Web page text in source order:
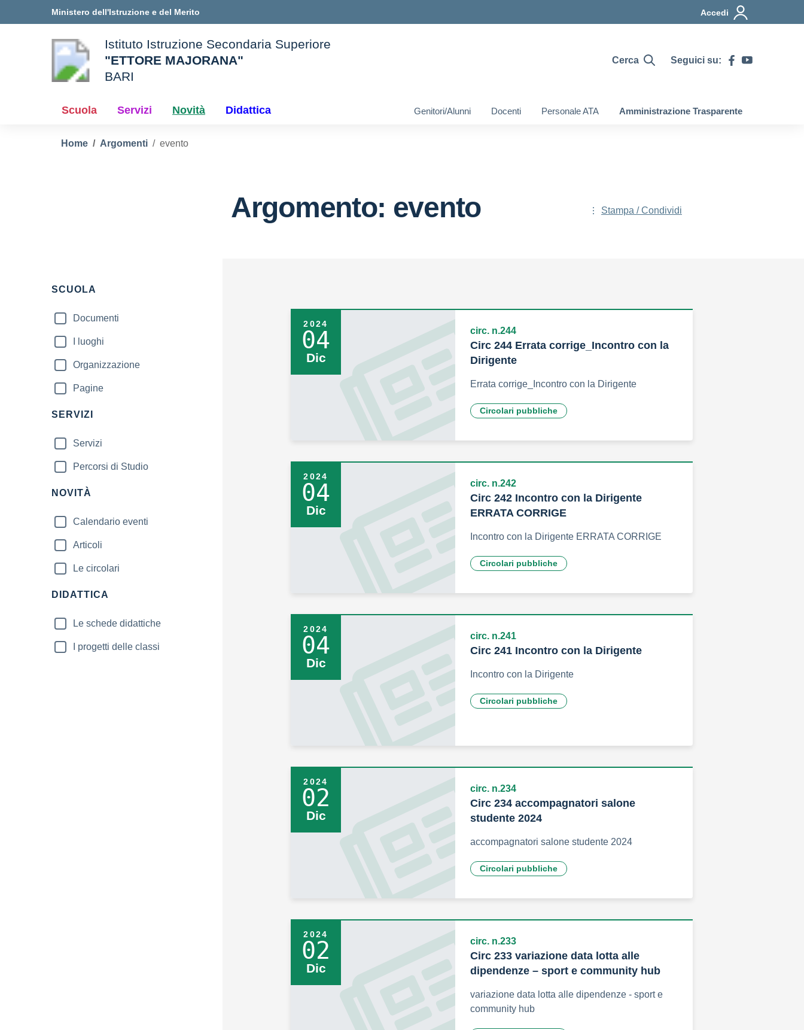
Ministero dell'Istruzione e del Merito Accedi
scuola
Istituto Istruzione Secondaria Superiore
"ETTORE MAJORANA"
BARI
Cerca Seguici su:
Scuola Servizi Novità Didattica Genitori/Alunni Docenti Personale ATA Amministrazione Trasparente
Home Argomenti evento
Argomento: evento Stampa / Condividi
Filtri
SCUOLA
Documenti
I luoghi
Organizzazione
Pagine
SERVIZI
Servizi
Percorsi di Studio
NOVITÀ
Calendario eventi
Articoli
Le circolari
DIDATTICA
Le schede didattiche
I progetti delle classi
2024
04
Dic
circ. n.244
Circ 244 Errata corrige_Incontro con la
Dirigente
Errata corrige_Incontro con la Dirigente
Circolari pubbliche
2024
04
Dic
circ. n.242
Circ 242 Incontro con la Dirigente
ERRATA CORRIGE
Incontro con la Dirigente ERRATA CORRIGE
Circolari pubbliche
2024
04
Dic
circ. n.241
Circ 241 Incontro con la Dirigente
Incontro con la Dirigente
Circolari pubbliche
2024
02
Dic
circ. n.234
Circ 234 accompagnatori salone
studente 2024
accompagnatori salone studente 2024
Circolari pubbliche
2024
02
Dic
circ. n.233
Circ 233 variazione data lotta alle
dipendenze – sport e community hub
variazione data lotta alle dipendenze - sport e
community hub